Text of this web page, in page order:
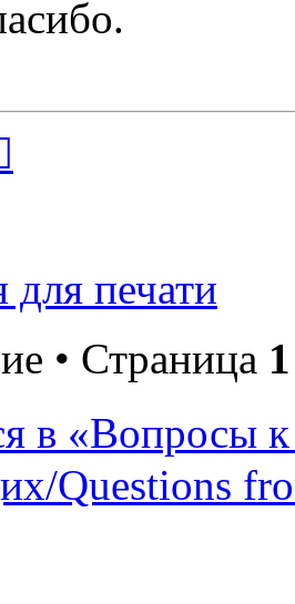
для печати
• Страница 1
в «Вопросы
Questions